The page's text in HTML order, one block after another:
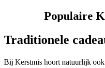
Populaire
Traditionele
Bij Kerstmis hoort natuurlijk